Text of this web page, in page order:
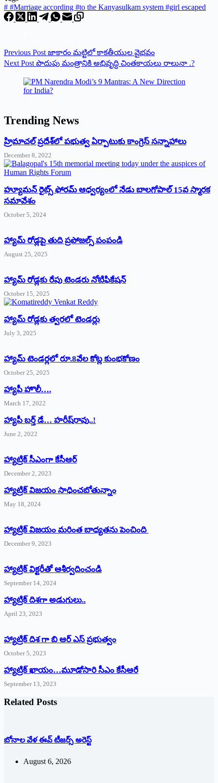
# #Marriage according #to the Kanyasulkam system #girl escaped
Previous Post జాకారం మట్టిలో కాకతీయుల వైభవం
Next Post పొదుపు మంత్రానికి అభివృద్ది చింతకాయలు రాలునా .?
Trending News
‌హ్రిమాచల్‌ ‌ప్రదేశ్‌లో పభుత్వ ఏర్పాటుకు కాంగ్రెస్‌ ‌సన్నాహాలు
December 8, 2022
హ్యూమన్‌ రైట్స్‌ ఫోరమ్‌ ఆధ్వర్యంలో నేడు బాలగోపాల్‌ 15వ స్మారక
సమావేశం
October 5, 2024
హ్యామ్‌ రోడ్లపై తుది ప్రపోజల్స్‌ పంపండి
August 25, 2025
హ్యామ్‌ రోడ్లకు రేపు టెండరు నోటిఫికేషన్‌
October 15, 2025
హ్యామ్‌ రోడ్లకు త్వరలో టెండర్లు
July 3, 2025
హ్యామ్‌ ‌టెండర్లలో రూ.8వేల కోట్ల కుంభకోణం
October 25, 2025
హ్యాపీ హొలీ….
March 17, 2022
హ్యాపీ బర్త్ ‌డే… హరీష్‌రావు..!
June 2, 2022
హ్యాట్రిక్‌ ‌సీఎంగా కేసీఆర్‌
December 2, 2023
హ్యాట్రిక్‌ విజయం సాధించబోతున్నాం
May 18, 2024
హ్యాట్రిక్ విజయం మరింత బాధ్యతను పెంచింది
December 9, 2023
హ్యాట్రిక్‌ ‌విక్టరీతో ఆశీర్వదించండి
September 14, 2024
‌హ్యాట్రిక్‌ ‌దిశగా అడుగులు..
April 23, 2023
హ్యాట్రిక్ దిశ గా బి ఆర్ ఎస్ ప్రభుత్వం
October 5, 2023
హ్యాట్రిక్‌ ‌ఖాయం…మూడోసారి సీఎం కేసీఆరే
September 13, 2023
Related Posts
బోనాల వేళ ఈవ్‌ ‌టీజర్స్ అరెస్ట్
August 6, 2026